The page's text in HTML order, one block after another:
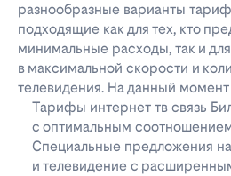
разнообразные варианты
подходящие как для тех, кто
минимальные расходы, так и
в максимальной скорости и
телевидения. На данный момент
Тарифы интернет тв связь
с оптимальным
Специальные предложения
и телевидение с